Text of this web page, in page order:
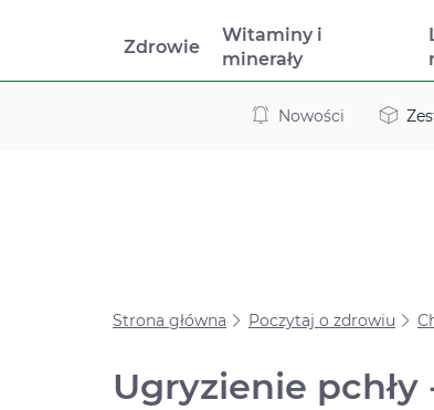
Zdrowie
Witaminy i
minerały
Nowości
Strona główna Poczytaj o zdrowiu
Ugryzienie